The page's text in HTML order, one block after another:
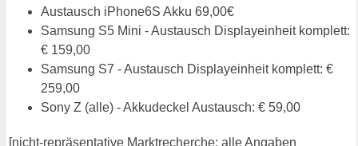
Austausch iPhone6S Akku 69,00€
Samsung S5 Mini - Austausch Displayeinheit komplett:
€ 159,00
Samsung S7 - Austausch Displayeinheit komplett: €
259,00
Sony Z (alle) - Akkudeckel Austausch: € 59,00
[nicht-repräsentative Marktrecherche; alle Angaben